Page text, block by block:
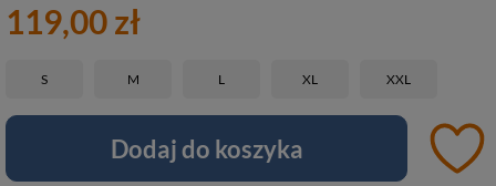
119,00 zł
S M L XL XXL
Dodaj do koszyka